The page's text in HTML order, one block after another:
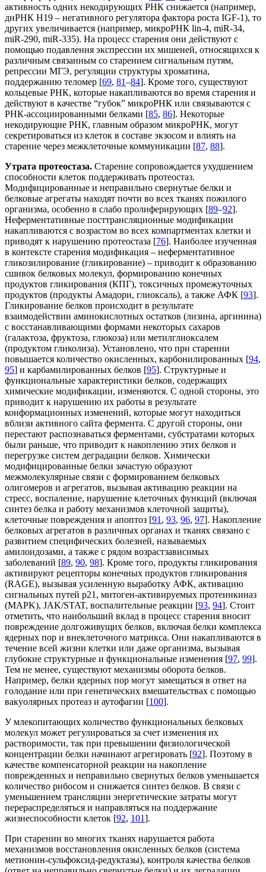
активность одних некодирующих РНК снижается (например,
днРНК H19 – негативного регулятора фактора роста IGF-1), то
других увеличивается (например, микроРНК lin-4, miR-34,
miR-290, miR-335). На процесс старения они действуют с
помощью подавления экспрессии их мишеней, относящихся к
различным связанным со старением сигнальным путям,
репрессии МГЭ, регуляции структуры хроматина,
поддержанию теломер [69, 81–84]. Кроме того, существуют
кольцевые РНК, которые накапливаются во время старения и
действуют в качестве “губок” микроРНК или связываются с
РНК-ассоциированными белками [85, 86]. Некоторые
некодирующие РНК, главным образом микроРНК, могут
секретироваться из клеток в составе экзосом и влиять на
старение через межклеточные коммуникации [87, 88].
Утрата протеостаза. Старение сопровождается ухудшением
способности клеток поддерживать протеостаз.
Модифицированные и неправильно свернутые белки и
белковые агрегаты находят почти во всех тканях пожилого
организма, особенно в слабо пролиферирующих [89–92].
Неферментативные посттрансляционные модификации
накапливаются с возрастом во всех компартментах клетки и
приводят к нарушению протеостаза [76]. Наиболее изученная
в контексте старения модификация – неферментативное
гликозилирование (гликирование) – приводит к образованию
сшивок белковых молекул, формированию конечных
продуктов гликирования (КПГ), токсичных промежуточных
продуктов (продукты Амадори, глиоксаль), а также АФК [93].
Гликирование белков происходит в результате
взаимодействии аминокислотных остатков (лизина, аргинина)
с восстанавливающими формами некоторых сахаров
(галактоза, фруктоза, глюкоза) или метилглиоксалем
(продуктом гликолиза). Установлено, что при старении
повышается количество окисленных, карбонилированных [94,
95] и карбамилированных белков [95]. Структурные и
функциональные характеристики белков, содержащих
химические модификации, изменяются. С одной стороны, это
приводит к нарушению их работы в результате
конформационных изменений, которые могут находиться
вблизи активного сайта фермента. С другой стороны, они
перестают распознаваться ферментами, субстратами которых
были раньше, что приводит к накоплению этих белков и
перегрузке систем деградации белков. Химически
модифицированные белки зачастую образуют
межмолекулярные связи с формированием белковых
олигомеров и агрегатов, вызывая активацию реакции на
стресс, воспаление, нарушение клеточных функций (включая
синтез белка и работу механизмов клеточной защиты),
клеточные повреждения и апоптоз [91 , 93, 96, 97]. Накопление
белковых агрегатов в различных органах и тканях связано с
развитием специфических болезней, называемых
амилоидозами, а также с рядом возрастзависимых
заболеваний [89, 90, 98]. Кроме того, продукты гликирования
активируют рецепторы конечных продуктов гликирования
(RAGE), вызывая усиленную выработку АФК, активацию
сигнальных путей p21, митоген-активируемых протеинкиназ
(MAPK), JAK/STAT, воспалительные реакции [93, 94]. Стоит
отметить, что наибольший вклад в процесс старения вносит
повреждение долгоживущих белков, включая белки комплекса
ядерных пор и внеклеточного матрикса. Они накапливаются в
течение всей жизни клетки или даже организма, вызывая
глубокие структурные и функциональные изменения [97, 99].
Тем не менее, существуют механизмы оборота белков.
Например, белки ядерных пор могут замещаться в ответ на
голодание или при генетических вмешательствах с помощью
вакуолярных протеаз и аутофагии [100].
У млекопитающих количество функциональных белковых
молекул может регулироваться за счет изменения их
растворимости, так при превышении физиологической
концентрации белки начинают агрегировать [92]. Поэтому в
качестве компенсаторной реакции на накопление
поврежденных и неправильно свернутых белков уменьшается
количество рибосом и снижается синтез белков. В связи с
уменьшением трансляции энергетические затраты могут
перераспределяться и направляться на поддержание
жизнеспособности клеток [92, 101].
При старении во многих тканях нарушается работа
механизмов восстановления окисленных белков (система
метионин-сульфоксид-редуктазы), контроля качества белков